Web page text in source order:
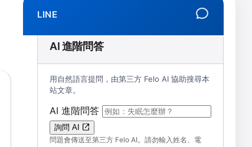
LINE
AI 進階問答
用自然語言提問，由第三方 Felo AI 協助搜尋本
站文章。
AI 進階問答 （可輸入自然語言問題；送出後會
詢問 AI
問題會傳送至第三方 Felo AI。請勿輸入姓名、電